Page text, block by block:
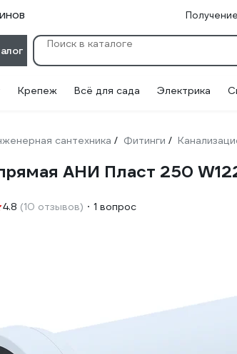
Крепеж Всё для сада Электрика
сантехника / Фитинги /
АНИ Пласт 250
4.8 (10 отзывов) 1 вопрос